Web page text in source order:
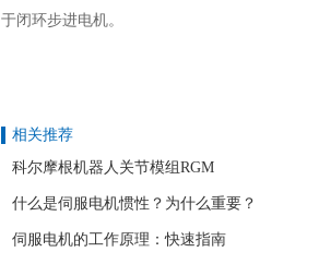
于闭环步进电机。
相关推荐
科尔摩根机器人关节模组RGM
什么是伺服电机惯性？为什么重要？
伺服电机的工作原理：快速指南